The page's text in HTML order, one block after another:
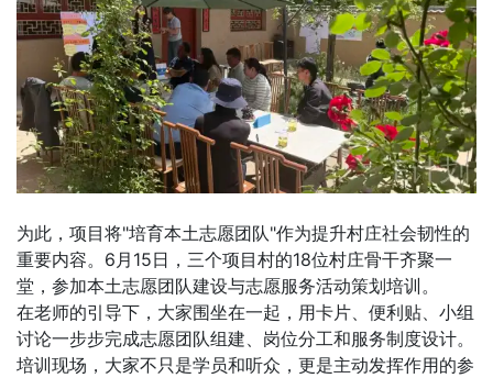
为此，项目将"培育本土志愿团队"作为提升村庄社会韧性的
重要内容。6月15日，三个项目村的18位村庄骨干齐聚一
堂，参加本土志愿团队建设与志愿服务活动策划培训。
在老师的引导下，大家围坐在一起，用卡片、便利贴、小组
讨论一步步完成志愿团队组建、岗位分工和服务制度设计。
培训现场，大家不只是学员和听众，更是主动发挥作用的参